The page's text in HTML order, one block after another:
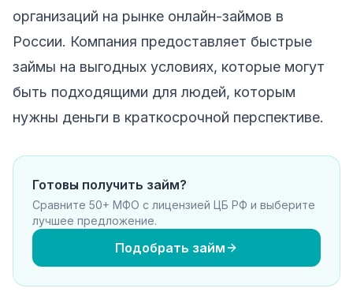
организаций на рынке онлайн-займов в
России. Компания предоставляет быстрые
займы на выгодных условиях, которые могут
быть подходящими для людей, которым
нужны деньги в краткосрочной перспективе.
Готовы получить займ?
Сравните 50+ МФО с лицензией ЦБ РФ и выберите
лучшее предложение.
Подобрать займ